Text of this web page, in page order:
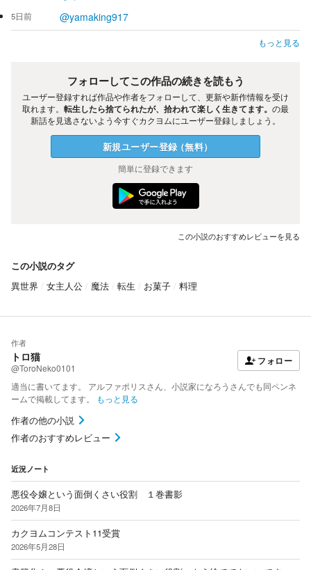
5日前 @yamaking917
もっと見る
フォローしてこの作品の続きを読もう
ユーザー登録すれば作品や作者をフォローして、更新や新作情報を受け
取れます。 転生したら捨てられたが、拾われて楽しく生きてます。 の最
新話を見逃さないよう今すぐカクヨムにユーザー登録しましょう。
新規ユーザー登録（無料）
簡単に登録できます
この小説のおすすめレビューを見る
この小説のタグ
異世界
女主人公 魔法 転生 お菓子 料理
作者
トロ猫
@ToroNeko0101
フォロー
適当に書いてます。 アルファポリスさん、小説家になろうさんでも同ペンネ
ームで掲載してます。
もっと見る
作者の他の小説
作者のおすすめレビュー
近況ノート
悪役令嬢という面倒くさい役割 １巻書影
2026年7月8日
カクヨムコンテスト11受賞
2026年5月28日